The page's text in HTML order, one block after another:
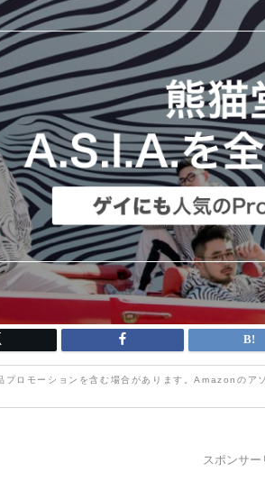
プロモーションを含む場合があります。Amazonのア
スポンサー